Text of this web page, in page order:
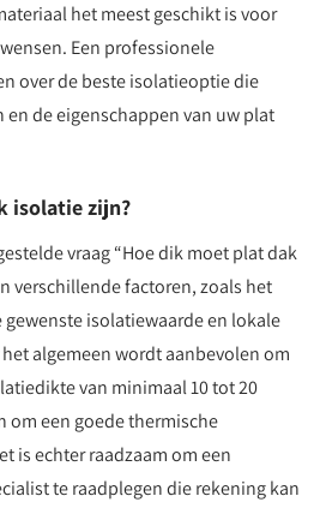
het meest geschikt is voor
Een professionele
over de beste isolatieoptie die
de eigenschappen van uw plat
isolatie zijn?
vraag “Hoe dik moet plat dak
verschillende factoren, zoals het
isolatiewaarde en lokale
algemeen wordt aanbevolen om
van minimaal 10 tot 20
om een goede thermische
is echter raadzaam om een
te raadplegen die rekening kan